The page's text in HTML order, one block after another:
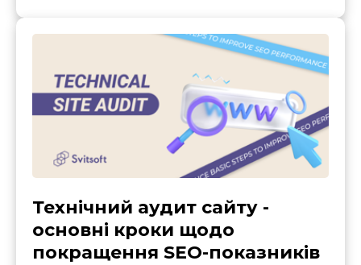
Технічний аудит сайту -
основні кроки щодо
покращення SEO-показників